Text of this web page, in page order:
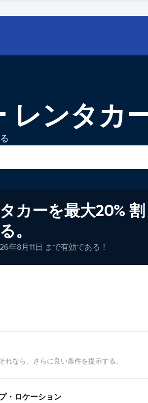
レンタカ
カーを最大20% 割
。
年8月11日 まで有効である！
なら、さらに良い条件を提示する。
・ロケーション